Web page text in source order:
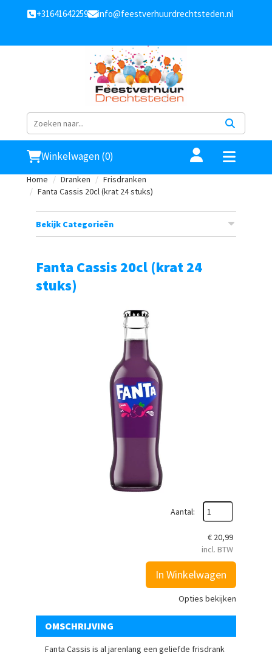
+31641642259 info@feestverhuurdrechtsteden.nl
Winkelwagen (0)
Home Dranken
Frisdranken
Fanta Cassis 20cl (krat 24 stuks)
Bekijk Categorieën
Fanta Cassis 20cl (krat 24
stuks)
Aantal:
€ 20,99
incl. BTW
In Winkelwagen
Opties bekijken
OMSCHRIJVING
Fanta Cassis is al jarenlang een geliefde frisdrank